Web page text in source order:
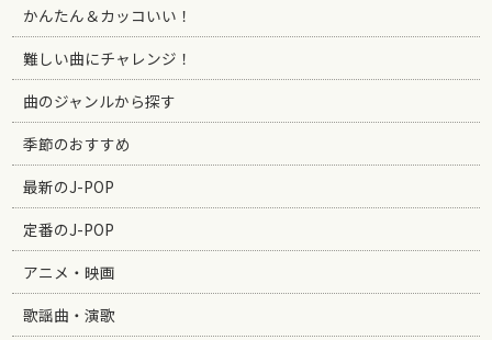
かんたん＆カッコいい！
難しい曲にチャレンジ！
曲のジャンルから探す
季節のおすすめ
最新のJ-POP
定番のJ-POP
アニメ・映画
歌謡曲・演歌